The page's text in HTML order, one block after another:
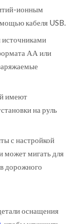
ионным
кабеля USB.
АА или
имеют
на руль
с настройкой
может мигать для
дорожного
оснащения